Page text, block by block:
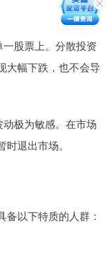
股票上。分散投资
大幅下跌，也不会导
极为敏感。在市场
退出市场。
以下特质的人群：